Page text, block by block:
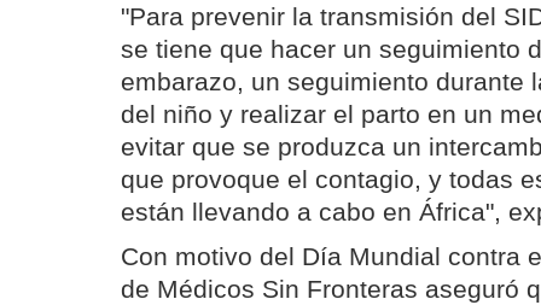
"Para prevenir la transmisión del
se tiene que hacer un seguimiento
embarazo, un seguimiento durante
del niño y realizar el parto en un
evitar que se produzca un
que provoque el contagio, y todas
están llevando a cabo en África",
Con motivo del Día Mundial contra
de Médicos Sin Fronteras aseguró